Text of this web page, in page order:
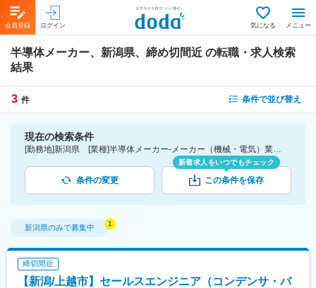
会員登録 ログイン 気になる メニュー
半導体メーカー、新潟県、締め切間近 の転職・求人検索
結果
3 件 条件で並び替え
現在の検索条件
[勤務地]新潟県 [業種]半導体メーカー-メーカー（機械・電気）業界 [こだわり条件ピックアップ]締切間近
条件の変更
新着求人をいつでもチェック
この条件を保存
新潟県のみで募集中
締切間近
【新潟/上越市】セールスエンジニア（コンデンサ・バ